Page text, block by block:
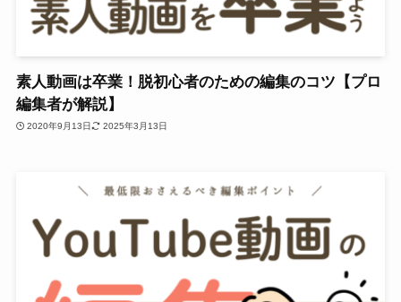
素人動画は卒業！脱初心者のための編集のコツ【プロ
編集者が解説】
2020年9月13日 2025年3月13日